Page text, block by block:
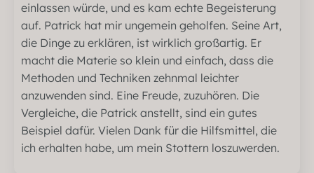
einlassen würde, und es kam echte Begeisterung
auf. Patrick hat mir ungemein geholfen. Seine Art,
die Dinge zu erklären, ist wirklich großartig. Er
macht die Materie so klein und einfach, dass die
Methoden und Techniken zehnmal leichter
anzuwenden sind. Eine Freude, zuzuhören. Die
Vergleiche, die Patrick anstellt, sind ein gutes
Beispiel dafür. Vielen Dank für die Hilfsmittel, die
ich erhalten habe, um mein Stottern loszuwerden.